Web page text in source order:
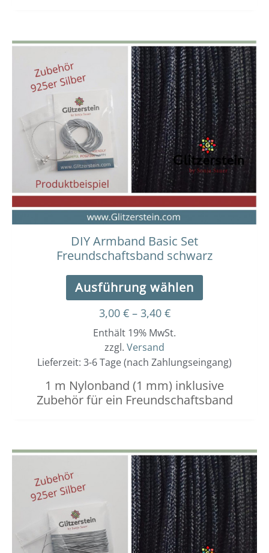
DIY Armband Basic Set
Freundschaftsband schwarz
Ausführung wählen
Dieses
Produkt
weist
mehrere
Varianten
auf.
Die
Optionen
können
auf
der
3,00 € – 3,40 €
Preisspanne:
3,00 €
bis
3,40 €
Enthält 19% MwSt.
zzgl. Versand
Lieferzeit: 3-6 Tage (nach Zahlungseingang)
1 m Nylonband (1 mm) inklusive
Zubehör für ein Freundschaftsband